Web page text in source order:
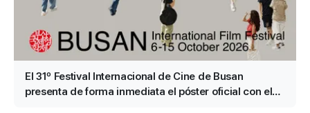
El 31º Festival Internacional de Cine de Busan
presenta de forma inmediata el póster oficial con el